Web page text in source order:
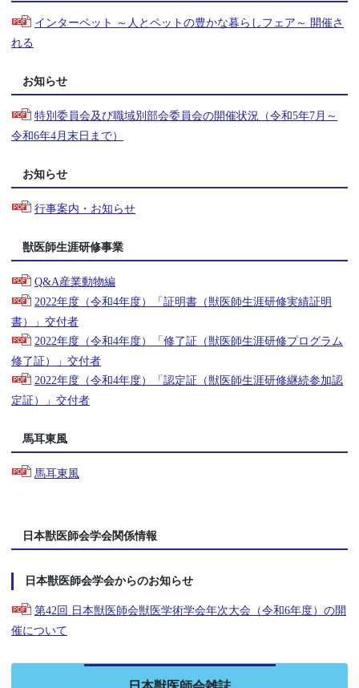
インターペット ～人とペットの豊かな暮らしフェア～ 開催さ
れる
お知らせ
特別委員会及び職域別部会委員会の開催状況（令和5年7月～
令和6年4月末日まで）
お知らせ
行事案内・お知らせ
獣医師生涯研修事業
Q&A産業動物編
2022年度（令和4年度）「証明書（獣医師生涯研修実績証明
書）」交付者
2022年度（令和4年度）「修了証（獣医師生涯研修プログラム
修了証）」交付者
2022年度（令和4年度）「認定証（獣医師生涯研修継続参加認
定証）」交付者
馬耳東風
馬耳東風
日本獣医師会学会関係情報
日本獣医師会学会からのお知らせ
第42回 日本獣医師会獣医学術学会年次大会（令和6年度）の開
催について